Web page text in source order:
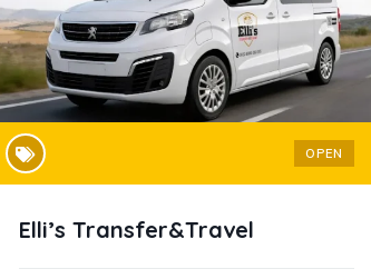
OPEN
Elli’s Transfer&Travel